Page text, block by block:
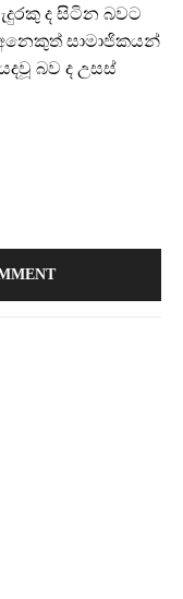
ද සිටින බවට
සාමාජිකයන්
බව ද උසස්